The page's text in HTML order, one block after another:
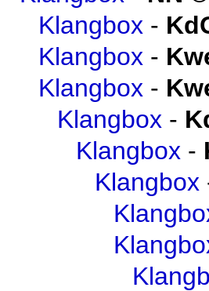
Klangbox -
Klangbox -
Klangbox -
Klangbox -
Klangbox -
Klangbox